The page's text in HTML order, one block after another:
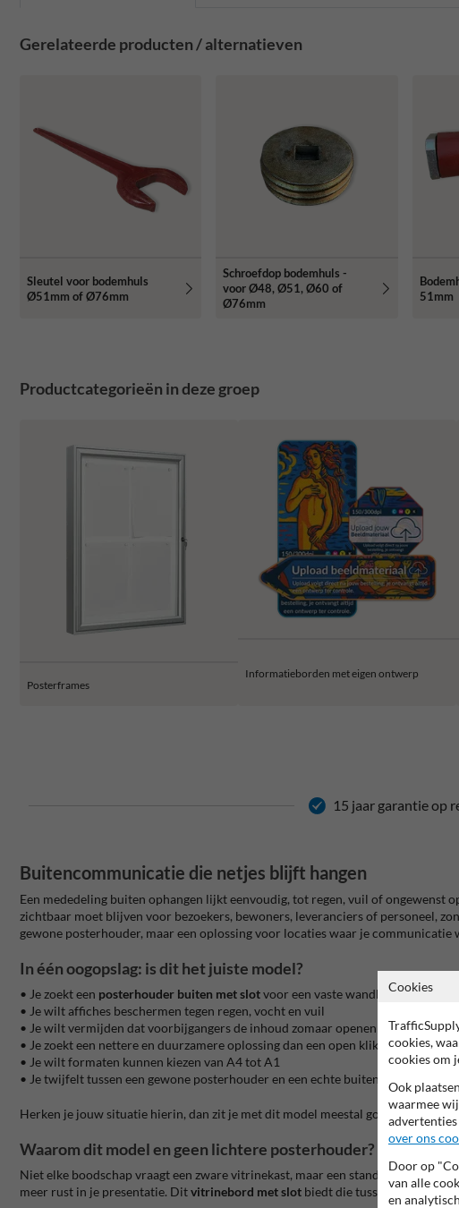
Gerelateerde producten / alternatieven
Sleutel voor bodemhuls
Ø51mm of Ø76mm
Schroefdop bodemhuls -
voor Ø48, Ø51, Ø60 of
Ø76mm
51mm
Productcategorieën in deze groep
Posterframes
Informatieborden met eigen ontwerp
15 jaar garantie op
Buitencommunicatie die netjes blijft hangen
Een mededeling buiten ophangen lijkt eenvoudig, tot regen, vuil of ongewenst
zichtbaar moet blijven voor bezoekers, bewoners, leveranciers of personeel,
gewone posterhouder, maar een oplossing voor locaties waar je communicatie
In één oogopslag: is dit het juiste model?
• Je zoekt een posterhouder buiten met slotvoor een vaste wandlocatie
• Je wilt affiches beschermen tegen regen, vocht en vuil
• Je wilt vermijden dat voorbijgangers de inhoud zomaar openen
• Je zoekt een nettere en duurzamere oplossing dan een open kliklijst
• Je wilt formaten kunnen kiezen van A4 tot A1
• Je twijfelt tussen een gewone posterhouder en een echte buitenvitrine
Herken je jouw situatie hierin, dan zit je met dit model meestal goed.
Waarom dit model en geen lichtere posterhouder?
Niet elke boodschap vraagt een zware vitrinekast, maar een standaard
meer rust in je presentatie. Ditvitrinebord met slot biedt die tussenstap niet
Cookies
cookies,
cookies om
Ook
waarmee
over ons
Door op
van alle
en